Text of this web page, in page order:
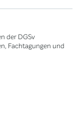
der DGSv
Fachtagungen und